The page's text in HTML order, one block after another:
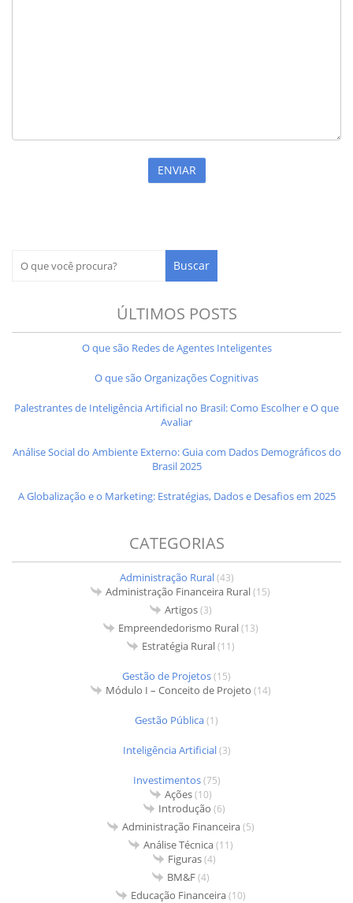
ÚLTIMOS POSTS
O que são Redes de Agentes Inteligentes
O que são Organizações Cognitivas
Palestrantes de Inteligência Artificial no Brasil: Como Escolher e O que
Avaliar
Análise Social do Ambiente Externo: Guia com Dados Demográficos do
Brasil 2025
A Globalização e o Marketing: Estratégias, Dados e Desafios em 2025
CATEGORIAS
Administração Rural(43)
Administração Financeira Rural(15)
Artigos(3)
Empreendedorismo Rural(13)
Estratégia Rural(11)
Gestão de Projetos(15)
Módulo I – Conceito de Projeto (14)
Gestão Pública(1)
Inteligência Artificial(3)
Investimentos(75)
Ações(10)
Introdução (6)
Administração Financeira(5)
Análise Técnica(11)
Figuras(4)
BM&F(4)
Educação Financeira(10)